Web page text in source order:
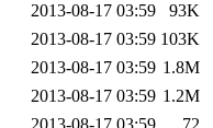
2013-08-17 03:59
93K
2013-08-17 03:59 103K
2013-08-17 03:59 1.8M
2013-08-17 03:59 1.2M